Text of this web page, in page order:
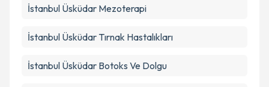
İstanbul Üsküdar Mezoterapi
İstanbul Üsküdar Tırnak Hastalıkları
İstanbul Üsküdar Botoks Ve Dolgu